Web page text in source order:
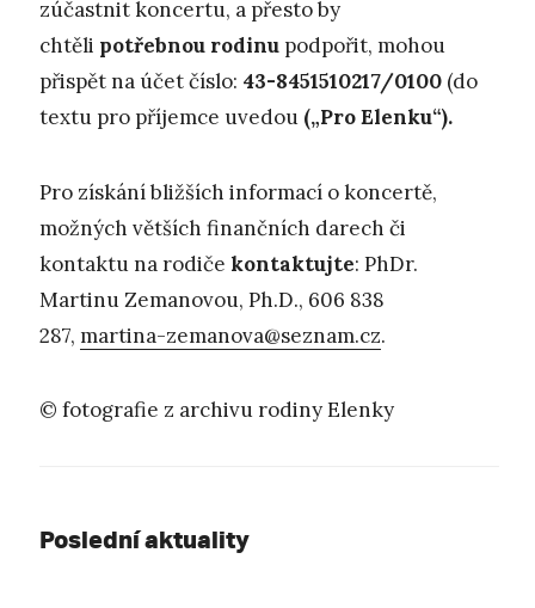
zúčastnit koncertu, a přesto by
chtěli potřebnou rodinu podpořit, mohou
přispět na účet číslo: 43-8451510217/0100 (do
textu pro příjemce uvedou („Pro Elenku“).
Pro získání bližších informací o koncertě,
možných větších finančních darech či
kontaktu na rodiče kontaktujte: PhDr.
Martinu Zemanovou, Ph.D., 606 838
287, martina-zemanova@seznam.cz.
© fotografie z archivu rodiny Elenky
Poslední aktuality